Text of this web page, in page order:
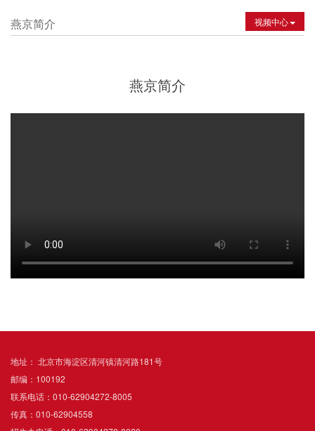
视频中心
燕京简介
燕京简介
地址： 北京市海淀区清河镇清河路181号
邮编：100192
联系电话：010-62904272-8005
传真：010-62904558